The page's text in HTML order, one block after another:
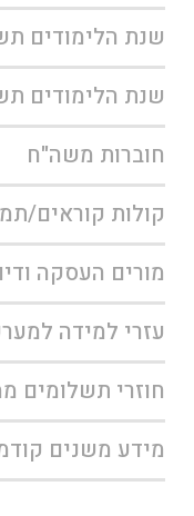
שנת הלימודים
שנת הלימודים
חוברות משה"ח
קולות קוראים/
מורים העסקה
עזרי למידה
חוזרי תשלומים
מידע משנים